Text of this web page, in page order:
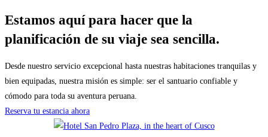
Estamos aquí para hacer que la
planificación de su viaje sea sencilla.
Desde nuestro servicio excepcional hasta nuestras habitaciones tranquilas y
bien equipadas, nuestra misión es simple: ser el santuario confiable y
cómodo para toda su aventura peruana.
Reserva tu estancia ahora